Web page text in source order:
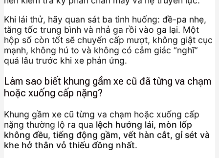
Khi lái thử, hãy quan sát ba tình huống: đề-pa nhẹ,
tăng tốc trung bình và nhả ga rồi vào ga lại. Một
hộp số còn tốt sẽ chuyển cấp mượt, không giật cục
mạnh, không hú to và không có cảm giác “nghĩ”
quá lâu trước khi xe phản ứng.
Làm sao biết khung gầm xe cũ đã từng va chạm
hoặc xuống cấp nặng?
Khung gầm xe cũ từng va chạm hoặc xuống cấp
nặng thường lộ ra qua lệch hướng lái, mòn lốp
không đều, tiếng động gầm, vết hàn cắt, gỉ sét và
khe hở thân vỏ thiếu đồng nhất.